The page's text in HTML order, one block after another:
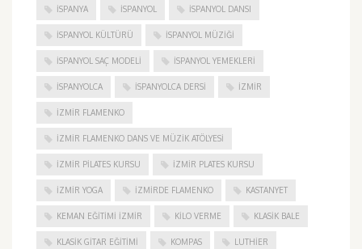
ISPANYA İSPANYOL İSPANYOL DANSI
İSPANYOL KÜLTÜRÜ İSPANYOL MÜZIĞI
İSPANYOL SAÇ MODELI İSPANYOL YEMEKLERI
İSPANYOLCA İSPANYOLCA DERSI IZMIR
IZMIR FLAMENKO
İZMIR FLAMENKO DANS VE MÜZIK ATÖLYESI
İZMIR PILATES KURSU İZMIR PLATES KURSU
İZMIR YOGA IZMIRDE FLAMENKO KASTANYET
KEMAN EĞITIMI İZMIR KILO VERME KLASIK BALE
KLASIK GITAR EĞITIMI KOMPAS LUTHIER